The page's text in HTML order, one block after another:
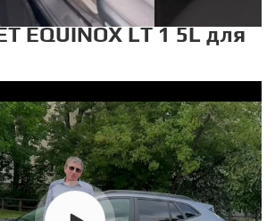
EQUINOX LT 1 5L для